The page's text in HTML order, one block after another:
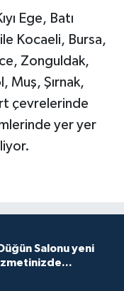
Ege, Batı
Kocaeli, Bursa,
Zonguldak,
Muş, Şırnak,
çevrelerinde
yer yer
Salonu yeni